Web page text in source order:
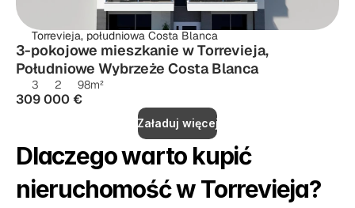
Torrevieja, południowa Costa Blanca
3-pokojowe mieszkanie w Torrevieja,
Południowe Wybrzeże Costa Blanca
3 2 98m²
309 000 €
Załaduj więcej
Dlaczego warto kupić
nieruchomość w Torrevieja?